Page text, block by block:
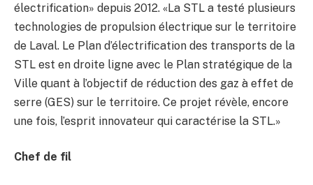
électrification» depuis 2012. «La STL a testé plusieurs
technologies de propulsion électrique sur le territoire
de Laval. Le Plan d’électrification des transports de la
STL est en droite ligne avec le Plan stratégique de la
Ville quant à l’objectif de réduction des gaz à effet de
serre (GES) sur le territoire. Ce projet révèle, encore
une fois, l’esprit innovateur qui caractérise la STL.»
Chef de fil